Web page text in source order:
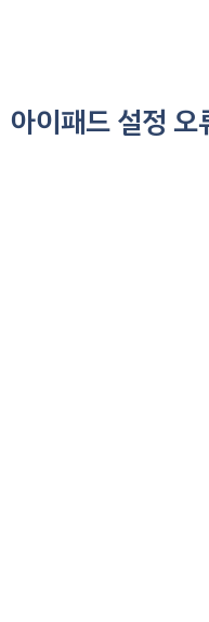
아이패드 설정